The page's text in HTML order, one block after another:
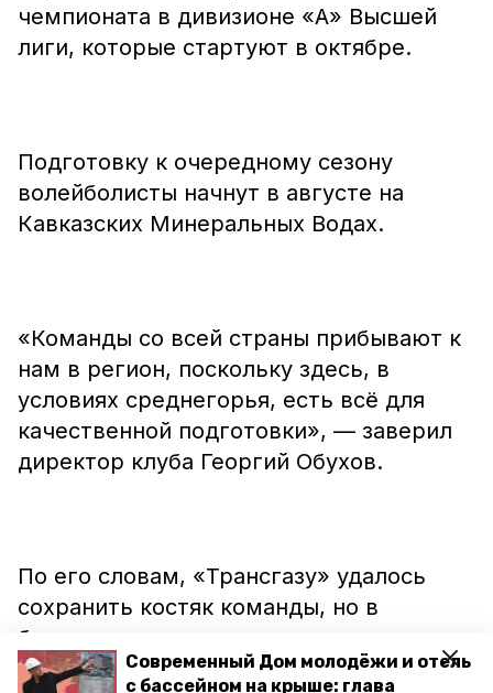
Современный Дом молодёжи и отель
с бассейном на крыше: глава
чемпионата в дивизионе «А» Высшей
лиги, которые стартуют в октябре.
Подготовку к очередному сезону
волейболисты начнут в августе на
Кавказских Минеральных Водах.
«Команды со всей страны прибывают к
нам в регион, поскольку здесь, в
условиях среднегорья, есть всё для
качественной подготовки», — заверил
директор клуба Георгий Обухов.
По его словам, «Трансгазу» удалось
сохранить костяк команды, но в
будущем к составу планируется
добавить опытных игроков.